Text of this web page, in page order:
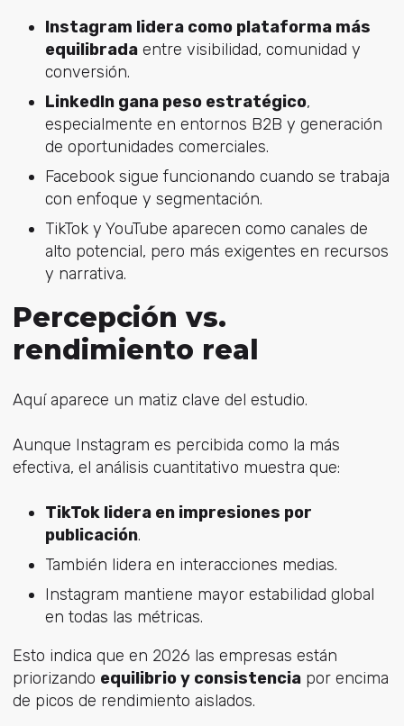
Instagram lidera como plataforma más
equilibradaentre visibilidad, comunidad y
conversión.
LinkedIn gana peso estratégico,
especialmente en entornos B2B y generación
de oportunidades comerciales.
Facebook sigue funcionando cuando se trabaja
con enfoque y segmentación.
TikTok y YouTube aparecen como canales de
alto potencial, pero más exigentes en recursos
y narrativa.
Percepción vs.
rendimiento real
Aquí aparece un matiz clave del estudio.
Aunque Instagram es percibida como la más
efectiva, el análisis cuantitativo muestra que:
TikTok lidera en impresiones por
publicación.
También lidera en interacciones medias.
Instagram mantiene mayor estabilidad global
en todas las métricas.
Esto indica que en 2026 las empresas están
priorizando equilibrio y consistenciapor encima
de picos de rendimiento aislados.